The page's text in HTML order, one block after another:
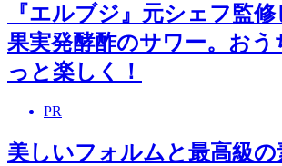
『エルブジ』元シェフ監修
果実発酵酢のサワー。おう
っと楽しく！
PR
美しいフォルムと最高級の